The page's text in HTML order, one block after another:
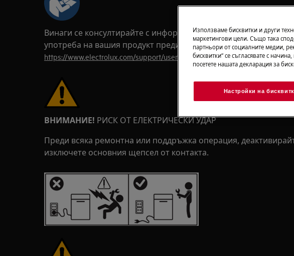
Винаги се консултирайте с информацията за безопасност в
употреба на вашия продукт преди всяка ремонтна или
https://www.electrolux.com/support/user-manuals/
ВНИМАНИЕ! РИСК ОТ ЕЛЕКТРИЧЕСКИ УДАР
Преди всяка ремонтна или поддръжка операция,
изключете основния щепсел от контакта.
Използваме бисквитки и други
маркетингови цели. Също така
партньори от социалните медии,
бисквитки“ се съгласявате с
посетете нашата декларация за
Настройки на